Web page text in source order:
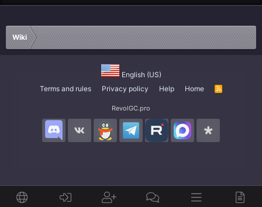
Wiki
English (US)
Terms and rules
Privacy policy Help Home
R
RevolGC.pro